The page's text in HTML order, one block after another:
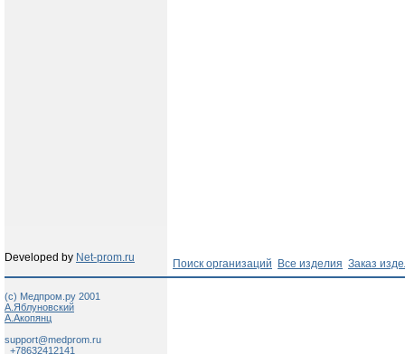
Developed by Net-prom.ru Поиск организаций Все изделия Заказ
(c) Медпром.ру 2001
А.Яблуновский
А.Акопянц
support@medprom.ru
+78632412141